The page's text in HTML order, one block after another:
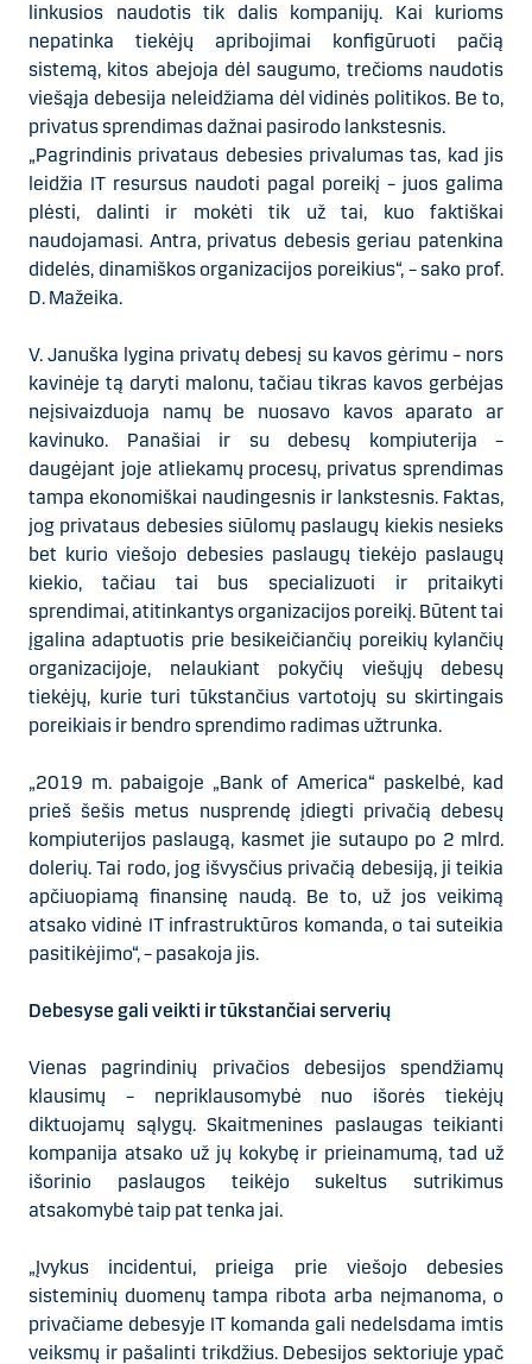
linkusios naudotis tik dalis kompanijų. Kai kurioms
nepatinka tiekėjų apribojimai konfigūruoti pačią
sistemą, kitos abejoja dėl saugumo, trečioms naudotis
viešąja debesija neleidžiama dėl vidinės politikos. Be to,
privatus sprendimas dažnai pasirodo lankstesnis.
„Pagrindinis privataus debesies privalumas tas, kad jis
leidžia IT resursus naudoti pagal poreikį – juos galima
plėsti, dalinti ir mokėti tik už tai, kuo faktiškai
naudojamasi. Antra, privatus debesis geriau patenkina
didelės, dinamiškos organizacijos poreikius“, – sako prof.
D. Mažeika.
V. Januška lygina privatų debesį su kavos gėrimu – nors
kavinėje tą daryti malonu, tačiau tikras kavos gerbėjas
neįsivaizduoja namų be nuosavo kavos aparato ar
kavinuko. Panašiai ir su debesų kompiuterija –
daugėjant joje atliekamų procesų, privatus sprendimas
tampa ekonomiškai naudingesnis ir lankstesnis. Faktas,
jog privataus debesies siūlomų paslaugų kiekis nesieks
bet kurio viešojo debesies paslaugų tiekėjo paslaugų
kiekio, tačiau tai bus specializuoti ir pritaikyti
sprendimai, atitinkantys organizacijos poreikį. Būtent tai
įgalina adaptuotis prie besikeičiančių poreikių kylančių
organizacijoje, nelaukiant pokyčių viešųjų debesų
tiekėjų, kurie turi tūkstančius vartotojų su skirtingais
poreikiais ir bendro sprendimo radimas užtrunka.
„2019 m. pabaigoje „Bank of America“ paskelbė, kad
prieš šešis metus nusprendę įdiegti privačią debesų
kompiuterijos paslaugą, kasmet jie sutaupo po 2 mlrd.
dolerių. Tai rodo, jog išvysčius privačią debesiją, ji teikia
apčiuopiamą finansinę naudą. Be to, už jos veikimą
atsako vidinė IT infrastruktūros komanda, o tai suteikia
pasitikėjimo“, – pasakoja jis.
Debesyse gali veikti ir tūkstančiai serverių
Vienas pagrindinių privačios debesijos spendžiamų
klausimų – nepriklausomybė nuo išorės tiekėjų
diktuojamų sąlygų. Skaitmenines paslaugas teikianti
kompanija atsako už jų kokybę ir prieinamumą, tad už
išorinio paslaugos teikėjo sukeltus sutrikimus
atsakomybė taip pat tenka jai.
„Įvykus incidentui, prieiga prie viešojo debesies
sisteminių duomenų tampa ribota arba neįmanoma, o
privačiame debesyje IT komanda gali nedelsdama imtis
veiksmų ir pašalinti trikdžius. Debesijos sektoriuje ypač